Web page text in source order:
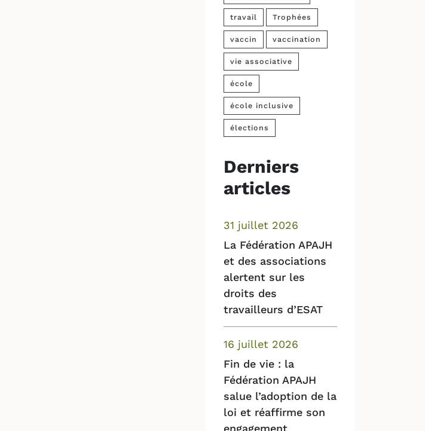
travail Trophées
vaccin vaccination
vie associative
école
école inclusive
élections
Derniers
articles
La Fédération APAJH
et des associations
alertent sur les
droits des
travailleurs d’ESAT
31 juillet 2026
Fin de vie : la
Fédération APAJH
salue l’adoption de la
loi et réaffirme son
engagement
16 juillet 2026